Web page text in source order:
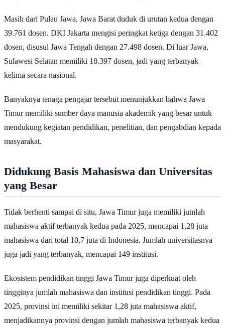
Masih dari Pulau Jawa, Jawa Barat duduk di urutan kedua dengan
39.761 dosen. DKI Jakarta mengisi peringkat ketiga dengan 31.402
dosen, disusul Jawa Tengah dengan 27.498 dosen. Di luar Jawa,
Sulawesi Selatan memiliki 18.397 dosen, jadi yang terbanyak
kelima secara nasional.
Banyaknya tenaga pengajar tersebut menunjukkan bahwa Jawa
Timur memiliki sumber daya manusia akademik yang besar untuk
mendukung kegiatan pendidikan, penelitian, dan pengabdian kepada
masyarakat.
Didukung Basis Mahasiswa dan Universitas
yang Besar
Tidak berhenti sampai di situ, Jawa Timur juga memiliki jumlah
mahasiswa aktif terbanyak kedua pada 2025, mencapai 1,28 juta
mahasiswa dari total 10,7 juta di Indonesia. Jumlah universitasnya
juga jadi yang terbanyak, mencapai 149 institusi.
Ekosistem pendidikan tinggi Jawa Timur juga diperkuat oleh
tingginya jumlah mahasiswa dan institusi pendidikan tinggi. Pada
2025, provinsi ini memiliki sekitar 1,28 juta mahasiswa aktif,
menjadikannya provinsi dengan jumlah mahasiswa terbanyak kedua